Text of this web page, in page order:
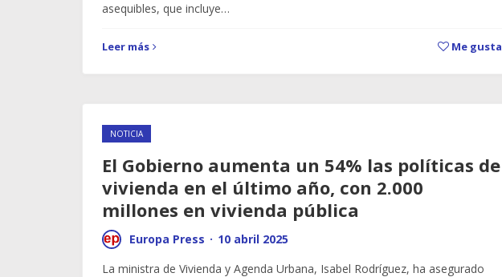
asequibles, que incluye…
Leer más Me gusta
NOTICIA
El Gobierno aumenta un 54% las políticas de
vivienda en el último año, con 2.000
millones en vivienda pública
Europa Press · 10 abril 2025
La ministra de Vivienda y Agenda Urbana, Isabel Rodríguez, ha asegurado